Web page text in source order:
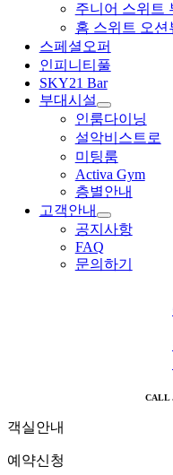
주니어 스위트
홈 스위트 오션
스페셜오퍼
인피니티풀
SKY21 Bar
부대시설
인룸다이닝
설악비스트로
미팅룸
Activa Gym
층별안내
고객안내
공지사항
FAQ
문의하기
CALL .
객실안내
예약신청